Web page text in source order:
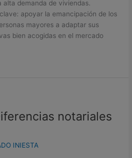
demanda de viviendas.
apoyar la emancipación de los
mayores a adaptar sus
bien acogidas en el mercado
notariales
INIESTA